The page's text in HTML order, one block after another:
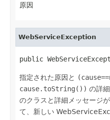
原因
WebServiceException
public
指定された原因と
cause.toString()) の詳
のクラスと詳細メッセージ
て、新しい